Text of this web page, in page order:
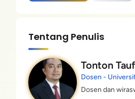
Tentang Penulis
Tonton
Dosen -
Dosen dan